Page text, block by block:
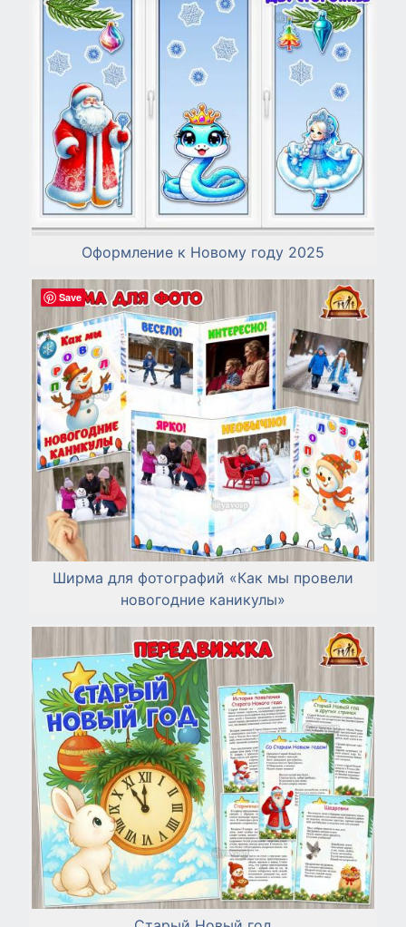
Оформление к Новому году 2025
Ширма для фотографий «Как мы провели
новогодние каникулы»
Save